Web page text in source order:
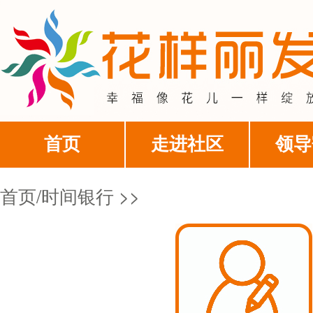
首页 走进社区 领
首页/时间银行 >>